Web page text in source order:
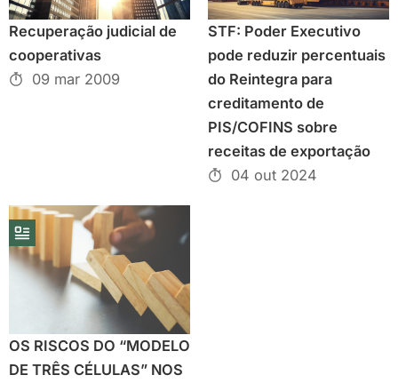
Recuperação judicial de
cooperativas
09 mar 2009
STF: Poder Executivo
pode reduzir percentuais
do Reintegra para
creditamento de
PIS/COFINS sobre
receitas de exportação
04 out 2024
OS RISCOS DO “MODELO
DE TRÊS CÉLULAS” NOS